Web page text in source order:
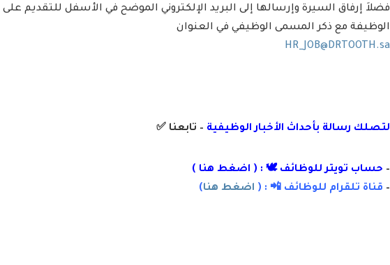
فضلاَ إرفاق السيرة وإرسالها إلى البريد الإلكتروني الموضح في الأسفل للتقديم على
الوظيفة مع ذكر المسمى الوظيفي في العنوان
HR_JOB@DRTOOTH.sa
لتصلك رسالة بأحداث الأخبار الوظيفية – تابعنا ✅
– حساب تويتر للوظائف 🕊 : ( اضغط هنا )
– قناة تلقرام للوظائف 📲 : ( اضغط هنا)